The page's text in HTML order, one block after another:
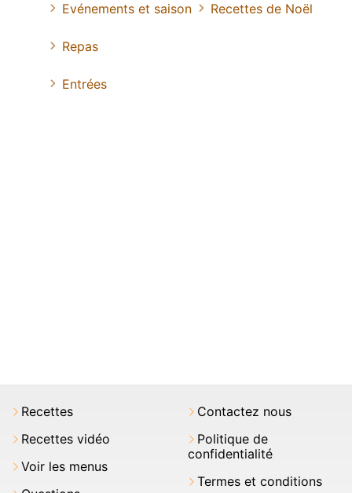
Evénements et saison
Recettes de Noël
Repas
Entrées
Recettes
Recettes vidéo
Voir les menus
Contactez nous
Politique de
confidentialité
Termes et conditions